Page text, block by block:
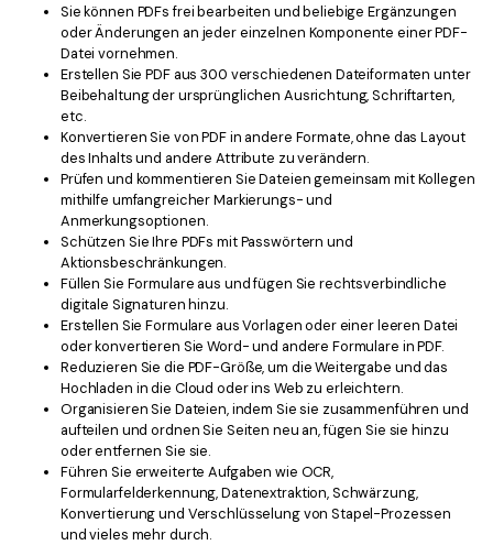
Sie können PDFs frei bearbeiten und beliebige Ergänzungen
oder Änderungen an jeder einzelnen Komponente einer PDF-
Datei vornehmen.
Erstellen Sie PDF aus 300 verschiedenen Dateiformaten unter
Beibehaltung der ursprünglichen Ausrichtung, Schriftarten,
etc.
Konvertieren Sie von PDF in andere Formate, ohne das Layout
des Inhalts und andere Attribute zu verändern.
Prüfen und kommentieren Sie Dateien gemeinsam mit Kollegen
mithilfe umfangreicher Markierungs- und
Anmerkungsoptionen.
Schützen Sie Ihre PDFs mit Passwörtern und
Aktionsbeschränkungen.
Füllen Sie Formulare aus und fügen Sie rechtsverbindliche
digitale Signaturen hinzu.
Erstellen Sie Formulare aus Vorlagen oder einer leeren Datei
oder konvertieren Sie Word- und andere Formulare in PDF.
Reduzieren Sie die PDF-Größe, um die Weitergabe und das
Hochladen in die Cloud oder ins Web zu erleichtern.
Organisieren Sie Dateien, indem Sie sie zusammenführen und
aufteilen und ordnen Sie Seiten neu an, fügen Sie sie hinzu
oder entfernen Sie sie.
Führen Sie erweiterte Aufgaben wie OCR,
Formularfelderkennung, Datenextraktion, Schwärzung,
Konvertierung und Verschlüsselung von Stapel-Prozessen
und vieles mehr durch.